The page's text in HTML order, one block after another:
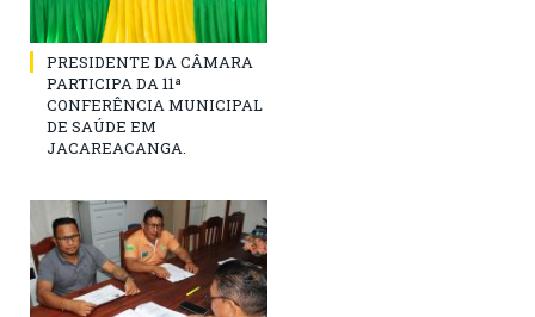
PRESIDENTE DA CÂMARA
PARTICIPA DA 11ª
CONFERÊNCIA MUNICIPAL
DE SAÚDE EM
JACAREACANGA.